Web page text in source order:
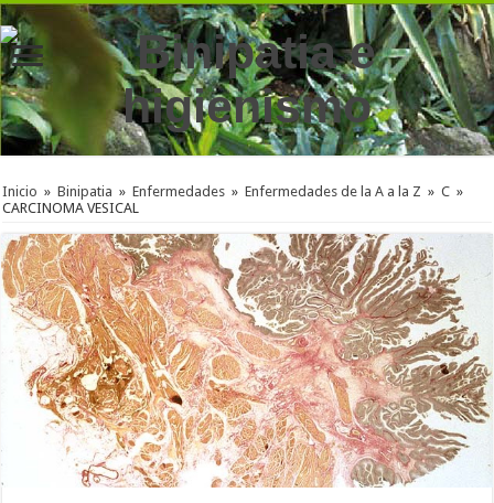
Inicio » Binipatia » Enfermedades » Enfermedades de la A a la Z » C »
CARCINOMA VESICAL